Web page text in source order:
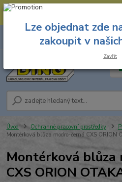
--- Spojovací materiál: 774 431 045 ---
8.00 hod. - 16.00 hod.
Úvod Ochranné pracovní prostředky
Montérková blůza modro-černá CXS ORION
Montérková blůza
CXS ORION
Lze objednat zde
zakoupit v
Zavřít